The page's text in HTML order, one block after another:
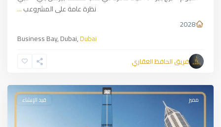
نظرة عامة على المشروعب...
2028
Business Bay, Dubai,Dubai
فريق الحافظ العقاريDubai,
مميز قيد الإنشاء